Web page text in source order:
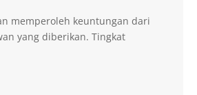
memperoleh keuntungan dari
yang diberikan. Tingkat